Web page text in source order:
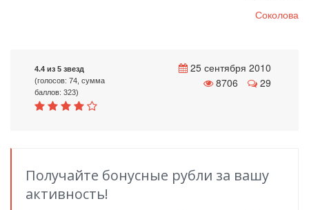
Соколова
4.4 из 5 звезд
(голосов: 74, сумма
баллов: 323)
25 сентября 2010
8706
29
Получайте бонусные рубли за вашу
активность!